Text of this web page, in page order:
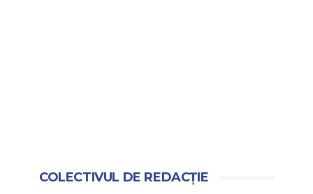
COLECTIVUL DE REDACȚIE